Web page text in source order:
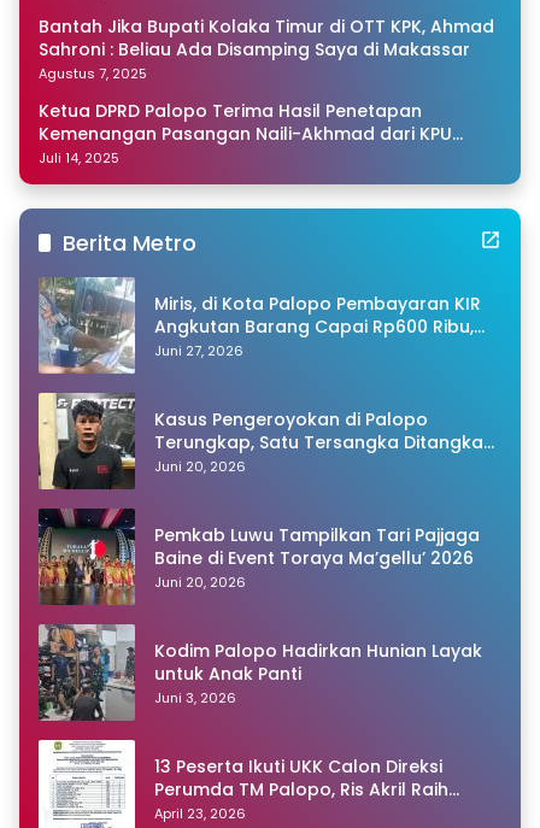
Bantah Jika Bupati Kolaka Timur di OTT KPK, Ahmad
Sahroni : Beliau Ada Disamping Saya di Makassar
Agustus 7, 2025
Ketua DPRD Palopo Terima Hasil Penetapan
Kemenangan Pasangan Naili-Akhmad dari KPU
Sulsel
Juli 14, 2025
Berita Metro
Miris, di Kota Palopo Pembayaran KIR
Angkutan Barang Capai Rp600 Ribu,
Warganet Pertanyakan Dugaan Pungli
Juni 27, 2026
Kasus Pengeroyokan di Palopo
Terungkap, Satu Tersangka Ditangkap
Polisi
Juni 20, 2026
Pemkab Luwu Tampilkan Tari Pajjaga
Baine di Event Toraya Ma’gellu’ 2026
Juni 20, 2026
Kodim Palopo Hadirkan Hunian Layak
untuk Anak Panti
Juni 3, 2026
13 Peserta Ikuti UKK Calon Direksi
Perumda TM Palopo, Ris Akril Raih
Peringkat Pertama
April 23, 2026